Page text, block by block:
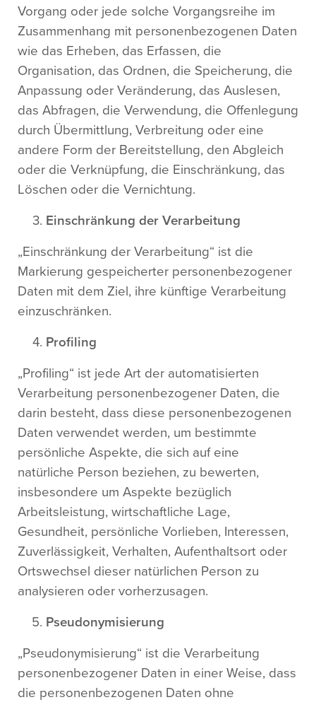
Vorgang oder jede solche Vorgangsreihe im
Zusammenhang mit personenbezogenen Daten
wie das Erheben, das Erfassen, die
Organisation, das Ordnen, die Speicherung, die
Anpassung oder Veränderung, das Auslesen,
das Abfragen, die Verwendung, die Offenlegung
durch Übermittlung, Verbreitung oder eine
andere Form der Bereitstellung, den Abgleich
oder die Verknüpfung, die Einschränkung, das
Löschen oder die Vernichtung.
Einschränkung der Verarbeitung
„Einschränkung der Verarbeitung“ ist die
Markierung gespeicherter personenbezogener
Daten mit dem Ziel, ihre künftige Verarbeitung
einzuschränken.
Profiling
„Profiling“ ist jede Art der automatisierten
Verarbeitung personenbezogener Daten, die
darin besteht, dass diese personenbezogenen
Daten verwendet werden, um bestimmte
persönliche Aspekte, die sich auf eine
natürliche Person beziehen, zu bewerten,
insbesondere um Aspekte bezüglich
Arbeitsleistung, wirtschaftliche Lage,
Gesundheit, persönliche Vorlieben, Interessen,
Zuverlässigkeit, Verhalten, Aufenthaltsort oder
Ortswechsel dieser natürlichen Person zu
analysieren oder vorherzusagen.
Pseudonymisierung
„Pseudonymisierung“ ist die Verarbeitung
personenbezogener Daten in einer Weise, dass
die personenbezogenen Daten ohne